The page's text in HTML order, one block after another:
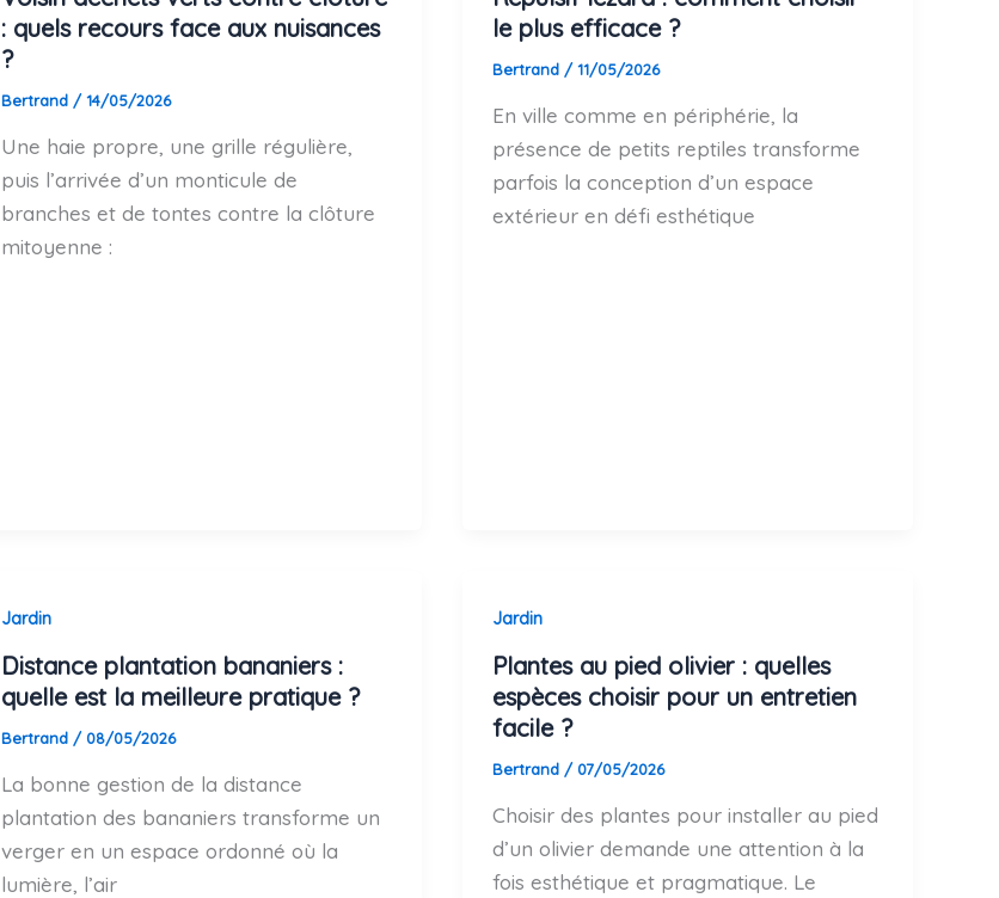
: quels recours face aux nuisances
?
Bertrand /14/05/2026
Une haie propre, une grille régulière,
puis l’arrivée d’un monticule de
branches et de tontes contre la clôture
mitoyenne :
le plus efficace ?
Bertrand /11/05/2026
En ville comme en périphérie, la
présence de petits reptiles transforme
parfois la conception d’un espace
extérieur en défi esthétique
Jardin
Distance plantation bananiers :
quelle est la meilleure pratique ?
Bertrand / 08/05/2026
La bonne gestion de la distance
plantation des bananiers transforme un
verger en un espace ordonné où la
lumière, l’air
Jardin
Plantes au pied olivier : quelles
espèces choisir pour un entretien
facile ?
Bertrand / 07/05/2026
Choisir des plantes pour installer au pied
d’un olivier demande une attention à la
fois esthétique et pragmatique. Le